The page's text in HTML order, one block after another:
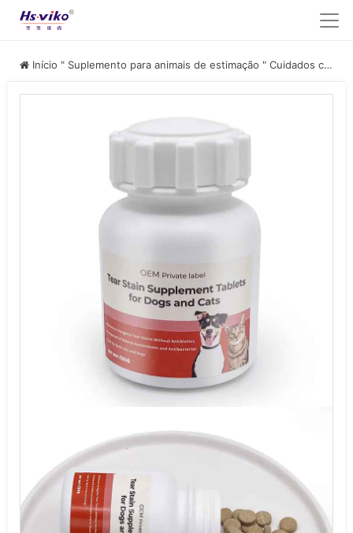
Início " Suplemento para animais de estimação " Cuidados com os olhos e o nariz dos animais de estimação